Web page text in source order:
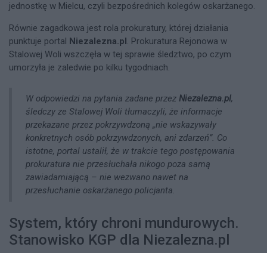
jednostkę w Mielcu, czyli bezpośrednich kolegów oskarżanego.
Równie zagadkowa jest rola prokuratury, której działania
punktuje portal
Niezalezna.pl . Prokuratura Rejonowa w
Stalowej Woli wszczęła w tej sprawie śledztwo, po czym
umorzyła je zaledwie po kilku tygodniach.
W odpowiedzi na pytania zadane przez Niezalezna.pl,
śledczy ze Stalowej Woli tłumaczyli, że informacje
przekazane przez pokrzywdzoną „nie wskazywały
konkretnych osób pokrzywdzonych, ani zdarzeń”. Co
istotne, portal ustalił, że w trakcie tego postępowania
prokuratura nie przesłuchała nikogo poza samą
zawiadamiającą – nie wezwano nawet na
przesłuchanie oskarżanego policjanta.
System, który chroni mundurowych.
Stanowisko KGP dla Niezalezna.pl